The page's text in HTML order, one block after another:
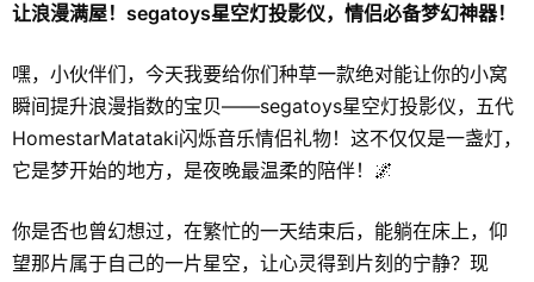
让浪漫满屋！segatoys星空灯投影仪，情侣必备梦幻神器！
嘿，小伙伴们，今天我要给你们种草一款绝对能让你的小窝
瞬间提升浪漫指数的宝贝——segatoys星空灯投影仪，五代
HomestarMatataki闪烁音乐情侣礼物！这不仅仅是一盏灯，
它是梦开始的地方，是夜晚最温柔的陪伴！🌌
你是否也曾幻想过，在繁忙的一天结束后，能躺在床上，仰
望那片属于自己的一片星空，让心灵得到片刻的宁静？现